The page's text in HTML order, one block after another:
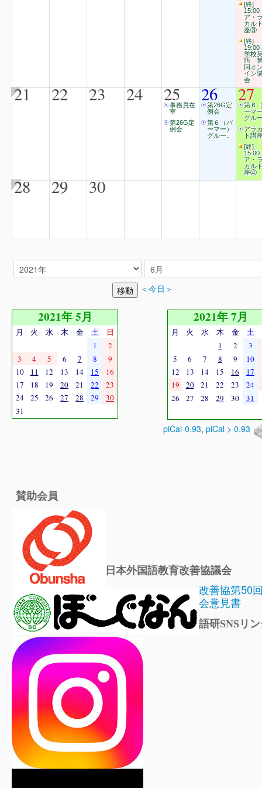
[終]
15:00
ア・
カル
座③
[終]
19:00
学校
語
回オ
イン
会
21 22 23 24 25
事務員在
室
第26G定
例会
26
第26G定
例会
第６（パ
ーマー）
グルー..
27
第６
ーマ
グル
アラ
ト講
[終]
15:00
ア・
カル
座④
28 29 30
＜今日＞
2021年 5月
月 火 水 木 金 土
日
1
2
3
4 5 6 7 8
9
10
11 12 13 14 15
16
17
18 19 20 21 22
23
24
25 26 27 28 29
30
31
2021年 7月
月 火 水 木 金 土
1
2
3
5
6 7 8 9 10
12
13 14 15 16 17
19
20 21 22 23 24
26
27 28 29 30 31
piCal-0.93, piCal > 0.93
賛助会員
日本外国語教育改善協議会
改善協第50
会意見書
語研SNSリ